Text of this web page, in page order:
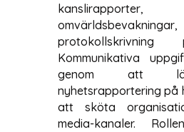
kanslirapporter,
Kommunikativa
genom att
nyhetsrapportering på
att sköta
media-kanaler.